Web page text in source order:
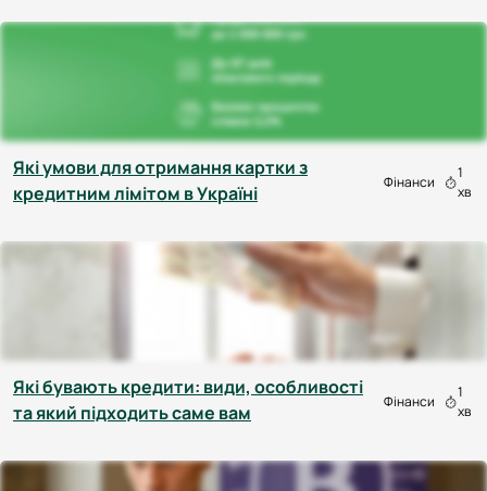
Які умови для отримання картки з
кредитним лімітом в Україні
Фінанси
1
хв
Які бувають кредити: види, особливості
та який підходить саме вам
Фінанси
1
хв